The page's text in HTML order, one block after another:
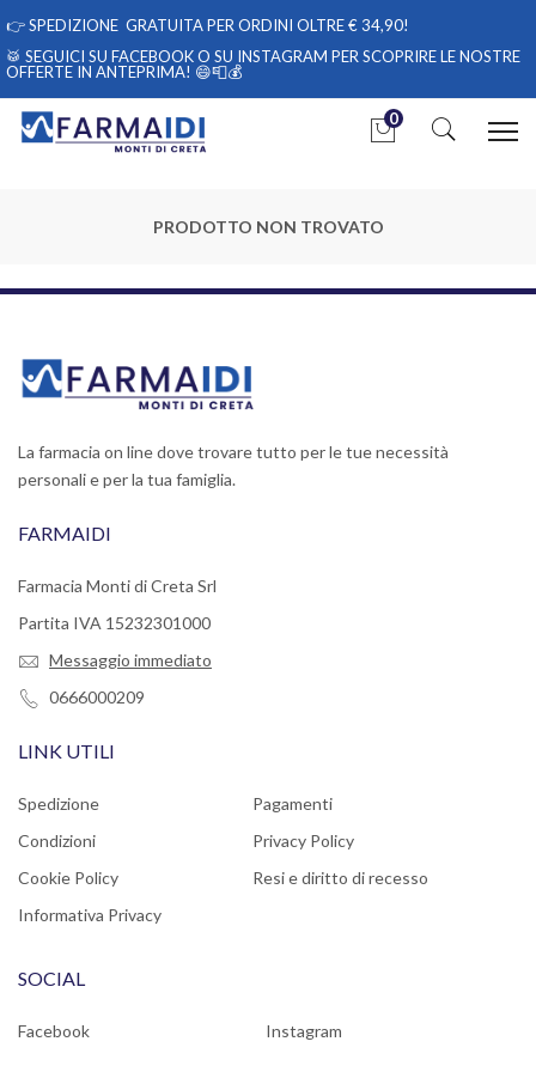
👉SPEDIZIONE GRATUITA PER ORDINI OLTRE € 34,90!
🥁 SEGUICI SU FACEBOOKO SU INSTAGRAM PER SCOPRIRE LE NOSTRE
OFFERTE IN ANTEPRIMA! 😄📮💰
0
PRODOTTO NON TROVATO
La farmacia on line dove trovare tutto per le tue necessità
personali e per la tua famiglia.
FARMAIDI
Farmacia Monti di Creta Srl
Partita IVA 15232301000
Messaggio immediato
0666000209
LINK UTILI
Spedizione
Pagamenti
Condizioni
Privacy Policy
Cookie Policy
Resi e diritto di recesso
Informativa Privacy
SOCIAL
Facebook Instagram